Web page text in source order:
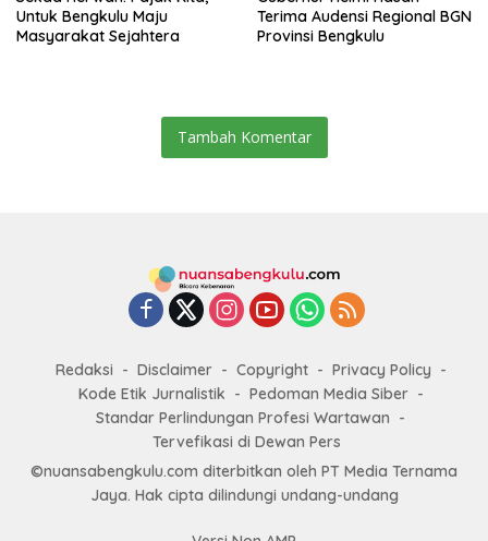
Untuk Bengkulu Maju
Masyarakat Sejahtera
Terima Audensi Regional BGN
Provinsi Bengkulu
Tambah Komentar
Redaksi Disclaimer Copyright
Privacy Policy
Kode Etik Jurnalistik
Pedoman Media Siber
Standar Perlindungan Profesi Wartawan
Tervefikasi di Dewan Pers
©nuansabengkulu.com diterbitkan oleh PT Media Ternama
Jaya. Hak cipta dilindungi undang-undang